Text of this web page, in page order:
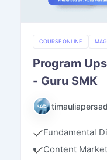
COURSE ONLINE
Program
- Guru SMK
Fundamental
Content